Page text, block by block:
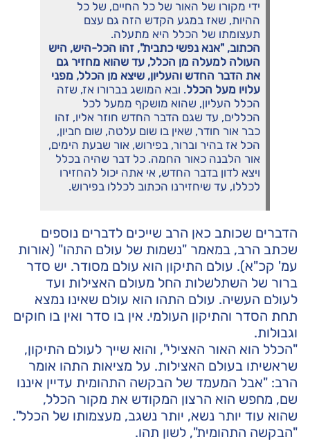
ידי מקורו של האור של כל החיים, של כל
ההיות, שאז במגע הקדש הזה גם עצם
תעצומתו של הכלל היא מתעלה.
הכתוב, "אנא נפשי כתבית", זהו הכל-היש, היש
העולה למעלה מן הכלל, עד שהוא מחזיר גם
את הדבר החדש והעליון, שיצא מן הכלל, מפני
עלויו מעל הכלל. ובא המושג בברורו אז, שזה
הכלל העליון, שהוא מושקף ממעל לכל
הכללים, עד שגם הדבר החדש חוזר אליו, זהו
כבר אור חודר, שאין בו שום עלטה, שום חביון,
הכל אז בהיר וברור, בפירוש, אור שבעת הימים,
אור הלבנה כאור החמה. כל דבר שהיה בכלל
ויצא לדון בדבר החדש, אי אתה יכול להחזירו
לכללו, עד שיחזירנו הכתוב לכללו בפירוש.
הדברים שכותב כאן הרב שייכים לדברים נוספים
שכתב הרב, במאמר "נשמות של עולם התהו" (אורות
עמ' קכ"א). עולם התיקון הוא עולם מסודר. יש סדר
ברור של השתלשלות החל מעולם האצילות ועד
לעולם העשיה. עולם התהו הוא עולם שאינו נמצא
תחת הסדר והתיקון העולמי. אין בו סדר ואין בו חוקים
וגבולות.
"הכלל הוא האור האצילי", והוא שייך לעולם התיקון,
שראשיתו בעולם האצילות. על מציאות התהו אומר
הרב: "אבל המעמד של הבקשה התהומית עדיין איננו
שם, מחפש הוא הרצון המקודש את מקור הכלל,
שהוא עוד יותר נשא, יותר נשגב, מעצמותו של הכלל".
"הבקשה התהומית", לשון תהו.